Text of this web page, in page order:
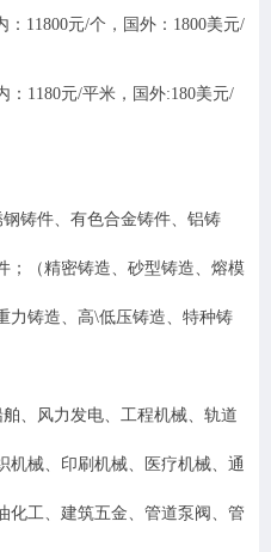
： 11800元/个，国外： 1800美元/
： 1180元/平米，国外:180美元/
铸件、有色合金铸件、铝铸
；（精密铸造、砂型铸造、熔模
力铸造、高\低压铸造、特种铸
、风力发电、工程机械、轨道
机械、印刷机械、医疗机械、通
化工、建筑五金、管道泵阀、管